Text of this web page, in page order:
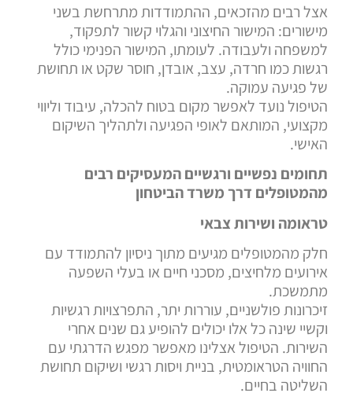
אצל רבים מהזכאים, ההתמודדות מתרחשת בשני
מישורים: המישור החיצוני והגלוי קשור לתפקוד,
למשפחה ולעבודה. לעומתו, המישור הפנימי כולל
רגשות כמו חרדה, עצב, אובדן, חוסר שקט או תחושת
של פגיעה עמוקה.
הטיפול נועד לאפשר מקום בטוח להכלה, עיבוד וליווי
מקצועי, המותאם לאופי הפגיעה ולתהליך השיקום
האישי.
תחומים נפשיים ורגשיים המעסיקים רבים
מהמטופלים דרך משרד הביטחון
טראומה ושירות צבאי
חלק מהמטופלים מגיעים מתוך ניסיון להתמודד עם
אירועים מלחיצים, מסכני חיים או בעלי השפעה
מתמשכת.
זיכרונות פולשניים, עוררות יתר, התפרצויות רגשיות
וקשיי שינה כל אלו יכולים להופיע גם שנים אחרי
השירות. הטיפול אצלינו מאפשר מפגש הדרגתי עם
החוויה הטראומטית, בניית ויסות רגשי ושיקום תחושת
השליטה בחיים.